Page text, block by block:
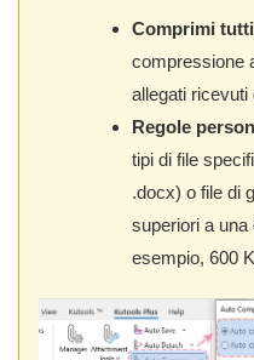
Comprimi
compressione
allegati
Regole
tipi di file
.docx) o file di
superiori a
esempio, 600